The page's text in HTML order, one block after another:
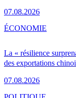
07.08.2026
La « résilience
des exportations
07.08.2026
ÉCONOMIE